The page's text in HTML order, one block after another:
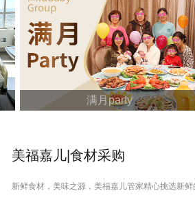
满月party
美福嘉儿|食材采购
新鲜食材，美味之源，美福嘉儿管家精心挑选新